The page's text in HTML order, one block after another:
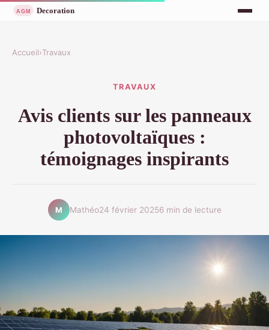
Accueil›Travaux
TRAVAUX
Avis clients sur les panneaux
photovoltaïques :
témoignages inspirants
M Mathéo24 février 20256 min de lecture